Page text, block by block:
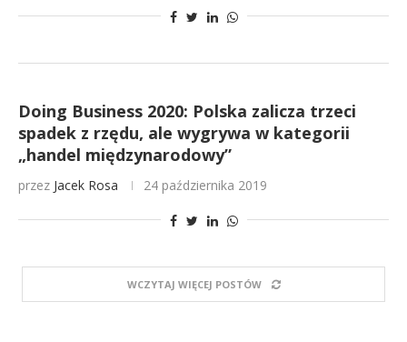
Doing Business 2020: Polska zalicza trzeci
spadek z rzędu, ale wygrywa w kategorii
„handel międzynarodowy”
przez Jacek Rosa 24 października 2019
WCZYTAJ WIĘCEJ POSTÓW